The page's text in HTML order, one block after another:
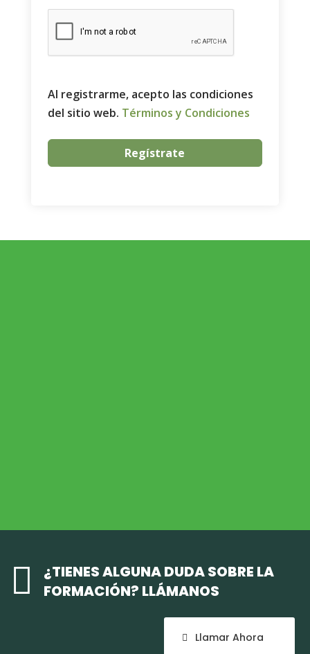
Al registrarme, acepto las condiciones
del sitio web. Términos y Condiciones
Regístrate

¿TIENES ALGUNA DUDA SOBRE LA
FORMACIÓN? LLÁMANOS
Llamar Ahora